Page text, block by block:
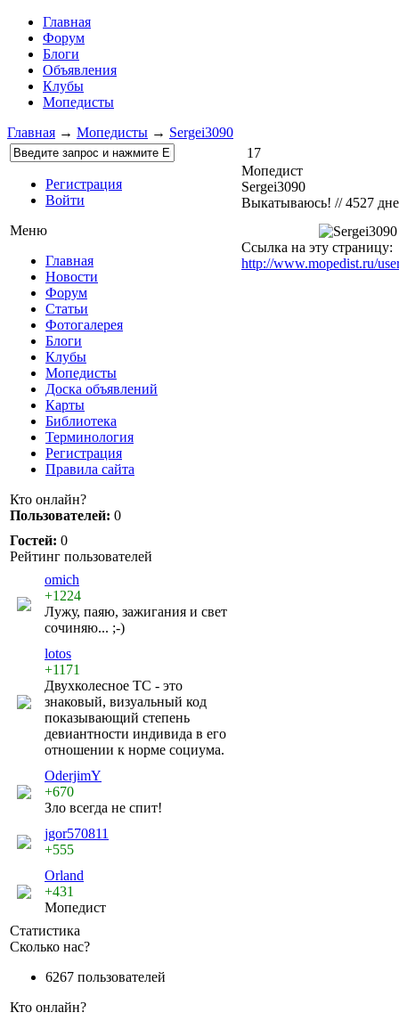
Главная
Форум
Блоги
Объявления
Клубы
Мопедисты
Главная → Мопедисты → Sergei3090
Регистрация
Войти
Меню
Главная
Новости
Форум
Статьи
Фотогалерея
Блоги
Клубы
Мопедисты
Доска объявлений
Карты
Библиотека
Терминология
Регистрация
Правила сайта
Кто онлайн?
Пользователей: 0
Гостей: 0
Рейтинг пользователей
omich
+1224
Лужу, паяю, зажигания и свет
сочиняю... ;-)
lotos
+1171
Двухколесное ТС - это
знаковый, визуальный код
показывающий степень
девиантности индивида в его
отношении к норме социума.
OderjimY
+670
Зло всегда не спит!
jgor570811
+555
Orland
+431
Мопедист
Статистика
Сколько нас?
6267 пользователей
Кто онлайн?
17
Мопедист
Sergei3090
Выкатываюсь! // 4527
Ссылка на эту страницу:
http://www.mopedist.ru/